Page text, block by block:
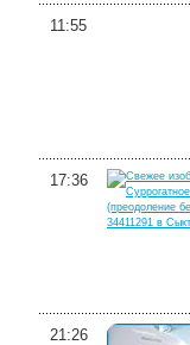
11:55
17:36
21:26